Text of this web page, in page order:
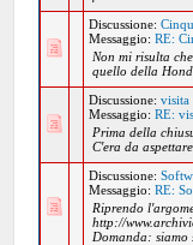
Discussione:
Messaggio:RE:
Non mi risulta
quello della
Discussione:visita
Messaggio:RE:
Prima della
C'era da
Discussione:
Messaggio:RE:
Riprendo
http://
Domanda: siamo